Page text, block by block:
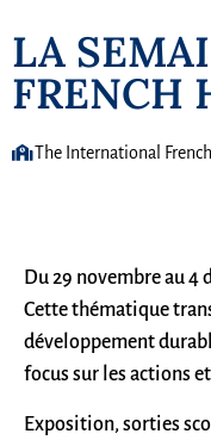
LA
FRENCH
The International
Du 29 novembre au 4
Cette thématique
développement
focus sur les actions
Exposition, sorties